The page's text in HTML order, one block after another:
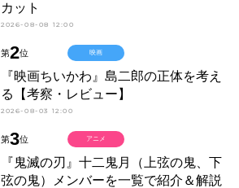
カット
2026-08-08 12:00
第2位
『映画ちいかわ』島二郎の正体を考え
る【考察・レビュー】
2026-08-03 12:00
映画
第3位
『鬼滅の刃』十二鬼月（上弦の鬼、下
弦の鬼）メンバーを一覧で紹介＆解説
アニメ